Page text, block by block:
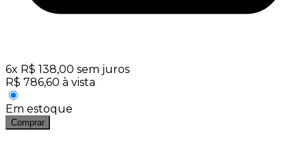
6x R$ 138,00 sem juros
R$ 786,60 à vista
Em estoque
Comprar